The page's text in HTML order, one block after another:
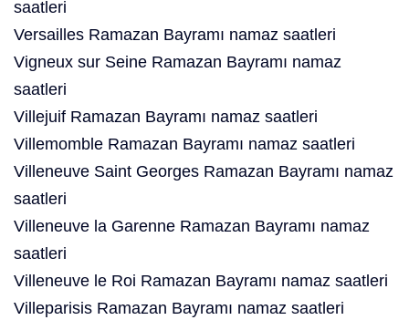
saatleri
Versailles Ramazan Bayramı namaz saatleri
Vigneux sur Seine Ramazan Bayramı namaz
saatleri
Villejuif Ramazan Bayramı namaz saatleri
Villemomble Ramazan Bayramı namaz saatleri
Villeneuve Saint Georges Ramazan Bayramı namaz
saatleri
Villeneuve la Garenne Ramazan Bayramı namaz
saatleri
Villeneuve le Roi Ramazan Bayramı namaz saatleri
Villeparisis Ramazan Bayramı namaz saatleri